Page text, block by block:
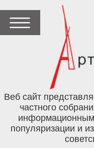
Веб сайт
частного
популяризации и